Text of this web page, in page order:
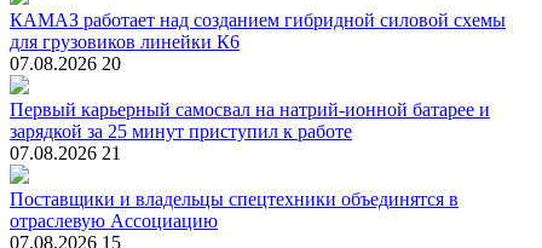
КАМАЗ работает над созданием гибридной силовой схемы
для грузовиков линейки К6
07.08.2026 20
Первый карьерный самосвал на натрий-ионной батарее и
зарядкой за 25 минут приступил к работе
07.08.2026 21
Поставщики и владельцы спецтехники объединятся в
отраслевую Ассоциацию
07.08.2026 15